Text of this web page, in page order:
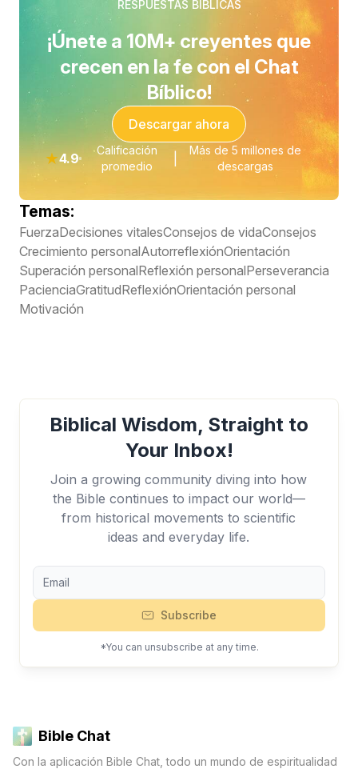
RESPUESTAS BÍBLICAS
¡Únete a 10M+ creyentes que
crecen en la fe con el Chat
Bíblico!
Descargar ahora
★4.9
Calificación
promedio
Más de 5 millones de
descargas
Temas:
FuerzaDecisiones vitalesConsejos de vidaConsejos
Crecimiento personalAutorreflexiónOrientación
Superación personalReflexión personalPerseverancia
PacienciaGratitudReflexiónOrientación personal
Motivación
Biblical Wisdom, Straight to
Your Inbox!
Join a growing community diving into how
the Bible continues to impact our world—
from historical movements to scientific
ideas and everyday life.
Subscribe
*You can unsubscribe at any time.
Bible Chat
Con la aplicación Bible Chat, todo un mundo de espiritualidad